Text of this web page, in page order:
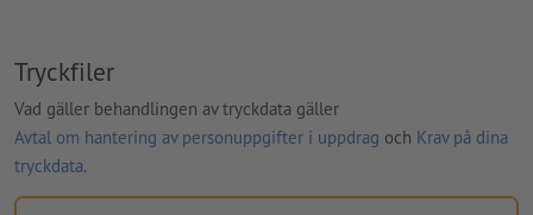
Tryckfiler
Vad gäller behandlingen av tryckdata gäller
Avtal om hantering av personuppgifter i uppdrag och Krav på dina
tryckdata.